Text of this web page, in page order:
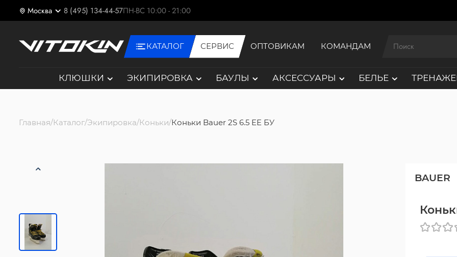
Москва 8 (495) 134-44-57ПН-ВС 10:00 - 21:00
КАТАЛОГ СЕРВИС ОПТОВИКАМ КОМАНДАМ
КЛЮШКИ ЭКИПИРОВКА БАУЛЫ АКСЕССУАРЫ БЕЛЬЕ
Главная Каталог Экипировка Коньки Коньки Bauer 2S 6.5 EE БУ
BAUER